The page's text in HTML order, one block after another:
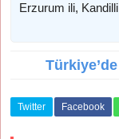
Erzurum ili,
Twitter Facebook